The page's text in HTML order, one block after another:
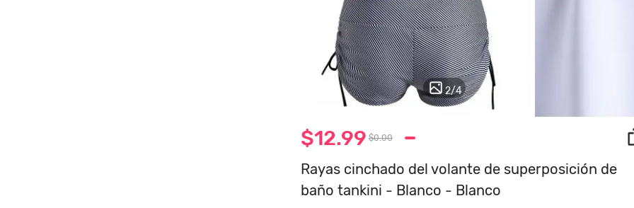
2/4
$12.99 $0.00
Rayas cinchado del volante de superposición de
baño tankini - Blanco - Blanco